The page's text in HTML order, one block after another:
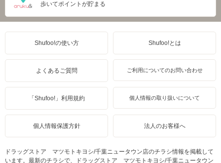
歩いてポイントが貯まる
Shufoo!の使い方 Shufoo!とは
よくあるご質問 ご利用についてのお問い合わせ
「Shufoo!」利用規約 個人情報の取り扱いについて
個人情報保護方針 法人のお客様へ
ドラッグストア マツモトキヨシ/千葉ニュータウン店のチラシ情報を掲載して
います。最新のチラシで、ドラッグストア マツモトキヨシ/千葉ニュータウン